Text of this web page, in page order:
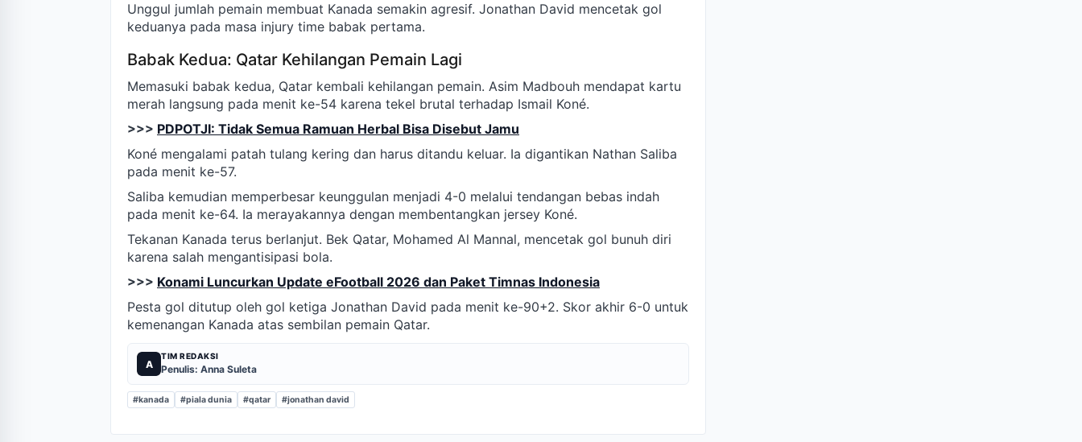
Unggul jumlah pemain membuat Kanada semakin agresif. Jonathan David mencetak gol
keduanya pada masa injury time babak pertama.
Babak Kedua: Qatar Kehilangan Pemain Lagi
Memasuki babak kedua, Qatar kembali kehilangan pemain. Asim Madbouh mendapat kartu
merah langsung pada menit ke-54 karena tekel brutal terhadap Ismail Koné.
>>> PDPOTJI: Tidak Semua Ramuan Herbal Bisa Disebut Jamu
Koné mengalami patah tulang kering dan harus ditandu keluar. Ia digantikan Nathan Saliba
pada menit ke-57.
Saliba kemudian memperbesar keunggulan menjadi 4-0 melalui tendangan bebas indah
pada menit ke-64. Ia merayakannya dengan membentangkan jersey Koné.
Tekanan Kanada terus berlanjut. Bek Qatar, Mohamed Al Mannal, mencetak gol bunuh diri
karena salah mengantisipasi bola.
>>> Konami Luncurkan Update eFootball 2026 dan Paket Timnas Indonesia
Pesta gol ditutup oleh gol ketiga Jonathan David pada menit ke-90+2. Skor akhir 6-0 untuk
kemenangan Kanada atas sembilan pemain Qatar.
A
TIM REDAKSI
Penulis: Anna Suleta
#kanada #piala dunia #qatar #jonathan david